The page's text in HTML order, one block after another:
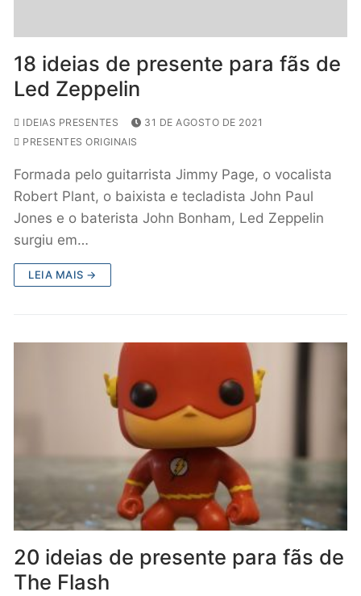
18 ideias de presente para fãs de
Led Zeppelin
IDEIAS PRESENTES
31 DE AGOSTO DE 2021
PRESENTES ORIGINAIS
Formada pelo guitarrista Jimmy Page, o vocalista
Robert Plant, o baixista e tecladista John Paul
Jones e o baterista John Bonham, Led Zeppelin
surgiu em…
LEIA MAIS →
20 ideias de presente para fãs de
The Flash